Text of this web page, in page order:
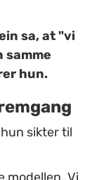
sa, at "vi
samme
hun.
sikter til